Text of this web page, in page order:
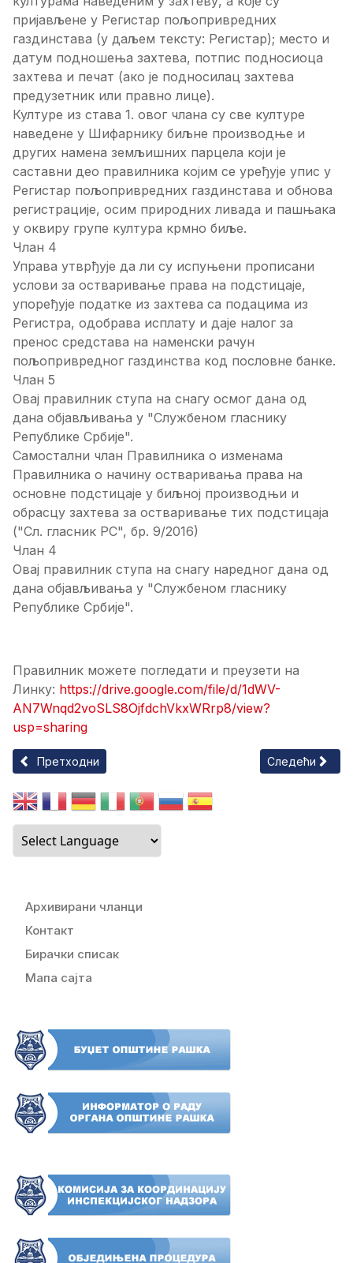
пријављене у Регистар пољопривредних
газдинстава (у даљем тексту: Регистар); место и
датум подношења захтева, потпис подносиоца
захтева и печат (ако је подносилац захтева
предузетник или правно лице).
Културе из става 1. овог члана су све културе
наведене у Шифарнику биљне производње и
других намена земљишних парцела који је
саставни део правилника којим се уређује упис у
Регистар пољопривредних газдинстава и обнова
регистрације, осим природних ливада и пашњака
у оквиру групе култура крмно биље.
Члан 4
Управа утврђује да ли су испуњени прописани
услови за остваривање права на подстицаје,
упоређује податке из захтева са подацима из
Регистра, одобрава исплату и даје налог за
пренос средстава на наменски рачун
пољопривредног газдинства код пословне банке.
Члан 5
Овај правилник ступа на снагу осмог дана од
дана објављивања у "Службеном гласнику
Републике Србије".
Самостални члан Правилника о изменама
Правилника о начину остваривања права на
основне подстицаје у биљној производњи и
обрасцу захтева за остваривање тих подстицаја
("Сл. гласник РС", бр. 9/2016)
Члан 4
Овај правилник ступа на снагу наредног дана од
дана објављивања у "Службеном гласнику
Републике Србије".
Правилник можете погледати и преузети на
Линку: https://drive.google.com/file/d/1dWV-
AN7Wnqd2voSLS8OjfdchVkxWRrp8/view?
usp=sharing
Претходни чланак: ЈАВНИ ПОЗИВ ЗА УЧЕШЋЕ У
Претходни Следећи
Следећи
Архивирани чланци
Контакт
Бирачки списак
Мапа сајта